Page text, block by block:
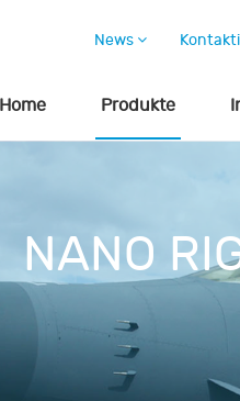
News
Home Produkte
NANO